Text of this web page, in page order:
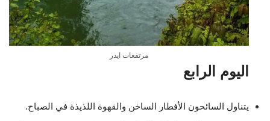
مرتفعات ايدر
اليوم الرابع
يتناول السائحون الأفطار الساخن والقهوة اللذيذة في الصباح.